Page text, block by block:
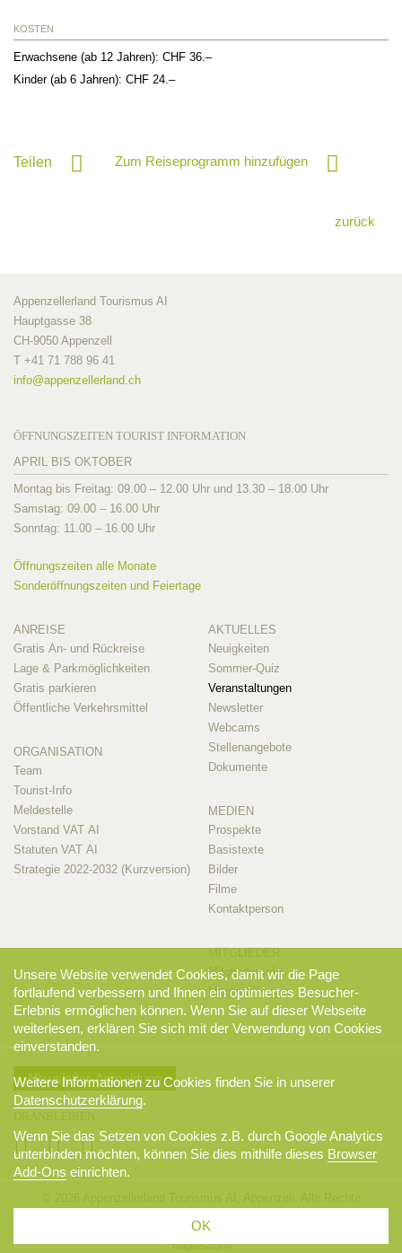
KOSTEN
Erwachsene (ab 12 Jahren): CHF 36.–
Kinder (ab 6 Jahren): CHF 24.–
Teilen Zum Reiseprogramm hinzufügen
zurück
Appenzellerland Tourismus AI
Hauptgasse 38
CH-9050 Appenzell
T +41 71 788 96 41
info@appenzellerland.ch
ÖFFNUNGSZEITEN TOURIST INFORMATION
APRIL BIS OKTOBER
Montag bis Freitag: 09.00 – 12.00 Uhr und 13.30 – 18.00 Uhr
Samstag: 09.00 – 16.00 Uhr
Sonntag: 11.00 – 16.00 Uhr
Öffnungszeiten alle Monate
Sonderöffnungszeiten und Feiertage
ANREISE
Gratis An- und Rückreise
Lage & Parkmöglichkeiten
Gratis parkieren
Öffentliche Verkehrsmittel
ORGANISATION
Team
Tourist-Info
Meldestelle
Vorstand VAT AI
Statuten VAT AI
Strategie 2022-2032 (Kurzversion)
AKTUELLES
Neuigkeiten
Sommer-Quiz
Veranstaltungen
Newsletter
Webcams
Stellenangebote
Dokumente
MEDIEN
Prospekte
Basistexte
Bilder
Filme
Kontaktperson
Mitglieder-Info
Mitglieder-Login
Newsletter-Anmeldung
Datenschutzerklärung
Impressum
Unsere Website verwendet Cookies, damit wir die Page
fortlaufend verbessern und Ihnen ein optimiertes Besucher-
Erlebnis ermöglichen können. Wenn Sie auf dieser Webseite
weiterlesen, erklären Sie sich mit der Verwendung von Cookies
einverstanden.
Weitere Informationen zu Cookies finden Sie in unserer
Datenschutzerklärung.
Wenn Sie das Setzen von Cookies z.B. durch Google Analytics
unterbinden möchten, können Sie dies mithilfe dieses Browser
Add-Ons einrichten.
OK